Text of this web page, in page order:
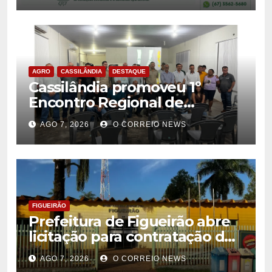
AGRO CASSILÂNDIA DESTAQUE
Cassilândia promoveu 1º
Encontro Regional de
Citricultores e fortalece o
desenvolvimento da
citricultura
AGO 7, 2026 O CORREIO NEWS
FIGUEIRÃO
Prefeitura de Figueirão abre
licitação para contratação de
estrutura de eventos
AGO 7, 2026 O CORREIO NEWS